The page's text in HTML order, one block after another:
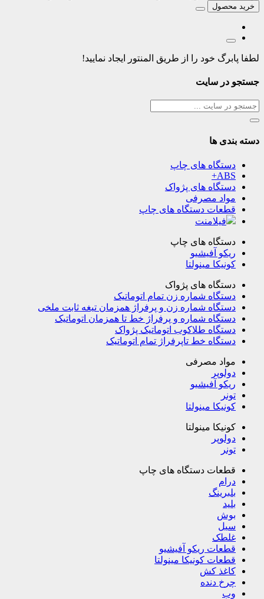
خرید محصول
لطفا پابرگ خود را از طریق المنتور ایجاد نمایید!
جستجو در سایت
دسته بندی ها
دستگاه های چاپ
ABS+
دستگاه های پژواک
مواد مصرفی
قطعات دستگاه های چاپ
فیلامنت
دستگاه های چاپ
ریکو آفیشیو
کونیکا مینولتا
دستگاه های پژواک
دستگاه شماره زن تمام اتوماتیک
دستگاه شماره زن و پرفراژ همزمان تیغه ثابت ملخی
دستگاه شماره و پرفراژ خط تا همزمان اتوماتیک
دستگاه طلاکوب اتوماتیک پژواک
دستگاه خط تاپرفراژ تمام اتوماتیک
مواد مصرفی
دولوپر
ریکو آفیشیو
تونر
کونیکا مینولتا
کونیکا مینولتا
دولوپر
تونر
قطعات دستگاه های چاپ
درام
بلبرینگ
بلید
بوش
سیل
غلطک
قطعات ریکو آفیشیو
قطعات کونیکا مینولتا
کاغذ کش
چرخ دنده
وب